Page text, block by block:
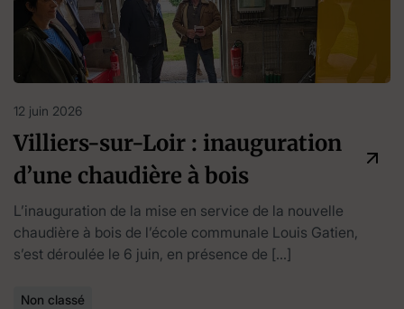
12 juin 2026
Villiers-sur-Loir : inauguration
d’une chaudière à bois
L’inauguration de la mise en service de la nouvelle
chaudière à bois de l’école communale Louis Gatien,
s’est déroulée le 6 juin, en présence de […]
Non classé